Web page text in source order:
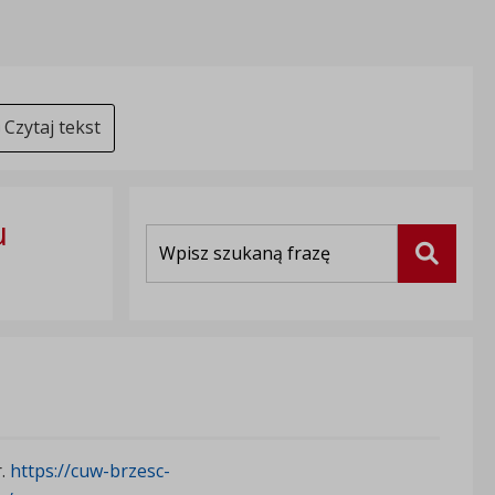
Czytaj tekst
Szukaj
https://cuw-brzesc-